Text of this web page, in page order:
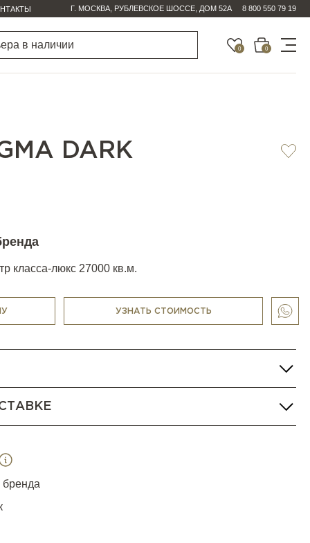
Г. МОСКВА, РУБЛЕВСКОЕ ШОССЕ, ДОМ 52А 8 800 550 79 19
0 0
DARK
класса-люкс 27000 кв.м.
УЗНАТЬ СТОИМОСТЬ
бренда